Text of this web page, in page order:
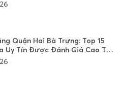
Quận Hai Bà Trưng: Top 15
Uy Tín Được Đánh Giá Cao Tại